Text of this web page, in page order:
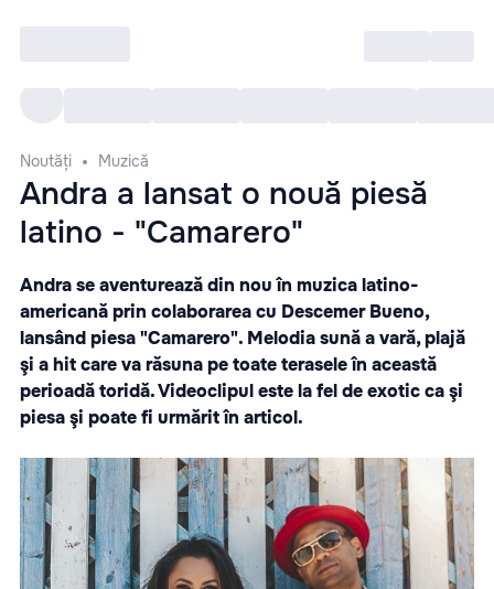
Noutăți Muzică
Andra a lansat o nouă piesă
latino - "Camarero"
Andra se aventurează din nou în muzica latino-
americană prin colaborarea cu Descemer Bueno,
lansând piesa "Camarero". Melodia sună a vară, plajă
şi a hit care va răsuna pe toate terasele în această
perioadă toridă. Videoclipul este la fel de exotic ca şi
piesa şi poate fi urmărit în articol.